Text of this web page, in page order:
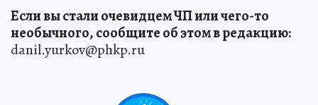
Если вы стали очевидцем ЧП или чего-то
необычного, сообщите об этом в редакцию:
danil.yurkov@phkp.ru